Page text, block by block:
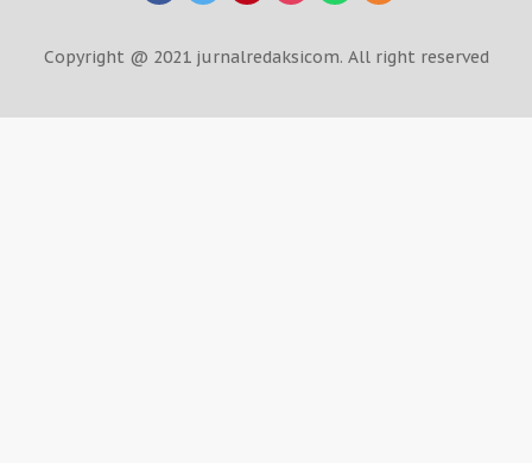
Copyright @ 2021 jurnalredaksicom. All right reserved